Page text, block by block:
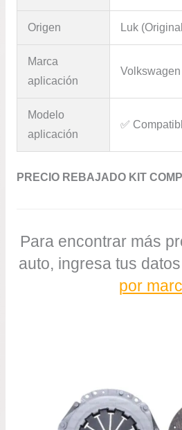
Origen Luk
Marca
aplicación
Volkswagen
Modelo
aplicación
✅​
PRECIO REBAJADO KIT
Para encontrar más
auto, ingresa tus
por